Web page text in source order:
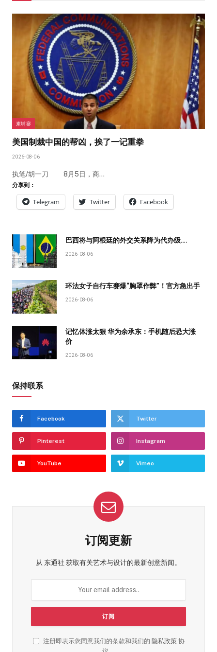
柬埔寨
美国制裁中国的帮凶，挨了一记重拳
2026-08-06
执笔/胡一刀 8月5日，商…
分享到：
Telegram Twitter Facebook
巴西将与阿根廷的外交关系降为代办级….
2026-08-06
环法女子自行车赛爆“胸罩作弊”！官方急出手
2026-08-06
记忆体涨太狠 华为余承东：手机随后恐大涨
价
2026-08-06
保持联系
Facebook Twitter
Pinterest Instagram
YouTube Vimeo
订阅更新
从 东通社 获取有关艺术与设计的最新创意新闻。
注册即表示您同意我们的条款和我们的 隐私政策协